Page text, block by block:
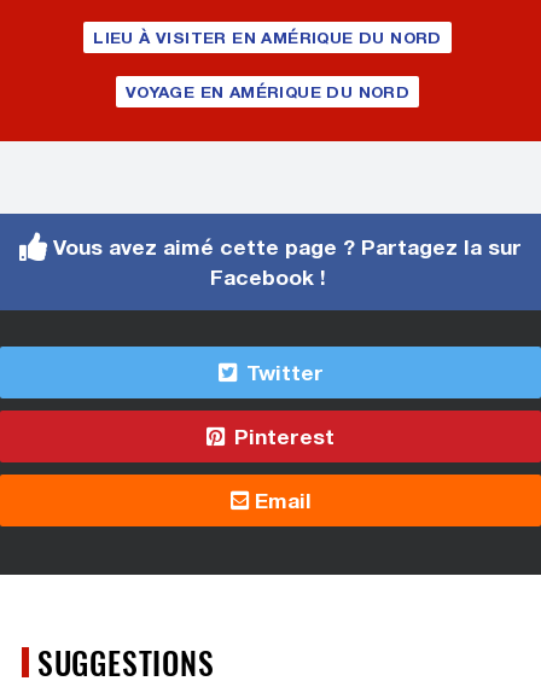
LIEU À VISITER EN AMÉRIQUE DU NORD
VOYAGE EN AMÉRIQUE DU NORD
Vous avez aimé cette page ? Partagez la sur
Facebook !
Twitter
Pinterest
Email
SUGGESTIONS